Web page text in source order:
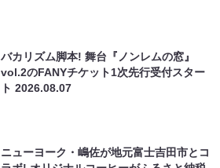
バカリズム脚本! 舞台『ノンレムの窓』
vol.2のFANYチケット1次先行受付スター
ト2026.08.07
ニューヨーク・嶋佐が地元富士吉田市とコ